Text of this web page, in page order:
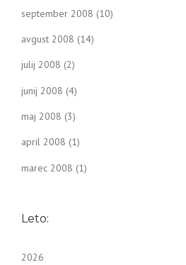
september 2008 (10)
avgust 2008 (14)
julij 2008 (2)
junij 2008 (4)
maj 2008 (3)
april 2008 (1)
marec 2008 (1)
Leto:
2026